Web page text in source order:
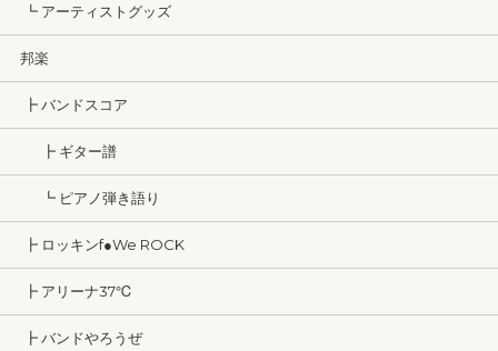
┗ アーティストグッズ
邦楽
┣ バンドスコア
┣ ギター譜
┗ ピアノ弾き語り
┣ ロッキンf●We ROCK
┣ アリーナ37℃
┣ バンドやろうぜ